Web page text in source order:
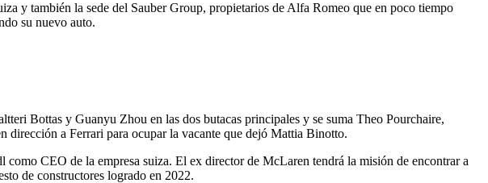
y también la sede del Sauber Group, propietarios de Alfa Romeo que en poco tiempo
su nuevo auto.
Bottas y Guanyu Zhou en las dos butacas principales y se suma Theo Pourchaire,
dirección a Ferrari para ocupar la vacante que dejó Mattia Binotto.
CEO de la empresa suiza. El ex director de McLaren tendrá la misión de encontrar a
de constructores logrado en 2022.